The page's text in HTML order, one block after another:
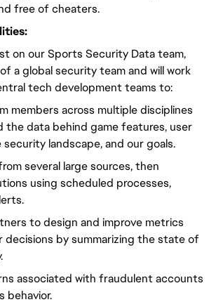
free of cheaters.
on our Sports Security Data team,
a global security team and will work
tech development teams to:
members across multiple disciplines
the data behind game features, user
security landscape, and our goals.
several large sources, then
using scheduled processes,
to design and improve metrics
decisions by summarizing the state of
associated with fraudulent accounts
behavior.